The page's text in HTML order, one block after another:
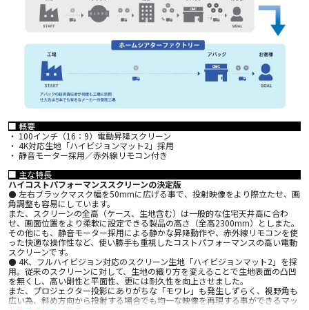
■ 概要
・ 100インチ（16：9）電動昇降スクリーン
・ 4K対応生地「ハイビジョンマット2」採用
・ 静音モーター採用／赤外線リモコン付き
■ 主な特長
ハイコストパフォーマンススクリーンの決定版
⚫ 左右ブラックマスク幅を50mmに広げる事で、投射映像をより際立たせ、画
角調整も容易にしています。
また、スクリーンの全高（ケース、生地含む）は一般的な住宅天井高に合わ
せ、画面位置をより柔軟に設定できる製品の高さ（全高2300mm）としまた。
その他にも、静音モーター採用による静かな昇降動作や、赤外線リモコンを使
った快適な操作性など、使い勝手も重視したコストパフォーマンスの高い電動
スクリーンです。
⚫ 4K、フルハイビジョン対応のスクリーン生地「ハイビジョンマット2」を採
用。従来のスクリーンに対して、生地の織り方を変えることで生地表面の凸凹
を無くし、高い剛性と平面性、更には耐久性を向上させました。
また、プロジェクター投影にありがちな「モワレ」も発生しずらく、視野角も
広い為、斜め方向から投射する場合でも均一な映像を再現する事ができるマッ